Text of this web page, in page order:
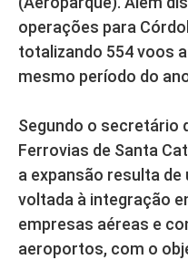
operações para
totalizando 554 voos
mesmo período do
Segundo o secretário
Ferrovias de Santa
a expansão resulta
voltada à integração
empresas aéreas e
aeroportos, com o